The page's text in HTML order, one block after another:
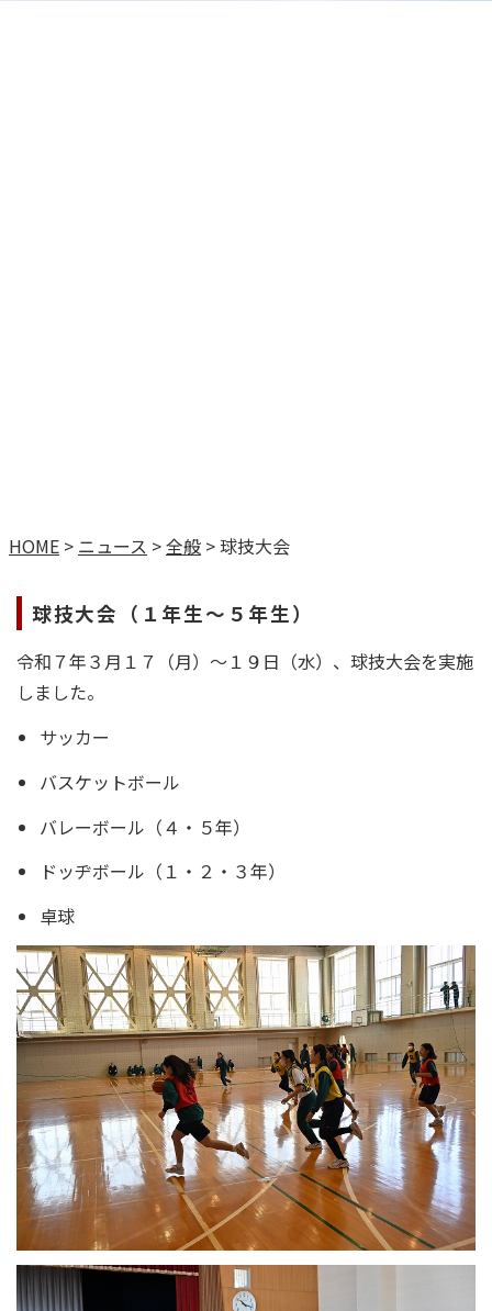
HOME > ニュース >全般 >球技大会
球技大会（１年生～５年生）
令和７年３月１７（月）～１９日（水）、球技大会を実施
しました。
サッカー
バスケットボール
バレーボール（４・５年）
ドッヂボール（１・２・３年）
卓球